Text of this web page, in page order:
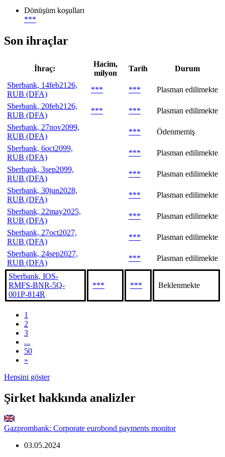
Dönüşüm koşulları
***
Son ihraçlar
İhraç:
Hacim,
milyon
Tarih
Durum
Sberbank, 14feb2126,
RUB (DFA)
*** ***
Plasman edilimekte
Sberbank, 20feb2126,
RUB (DFA)
*** ***
Plasman edilimekte
Sberbank, 27nov2099,
RUB (DFA)
***
Ödenmemiş
Sberbank, 6oct2099,
RUB (DFA)
***
Plasman edilimekte
Sberbank, 3sep2099,
RUB (DFA)
***
Plasman edilimekte
Sberbank, 30jun2028,
RUB (DFA)
***
Plasman edilimekte
Sberbank, 22may2025,
RUB (DFA)
***
Plasman edilimekte
Sberbank, 27oct2027,
RUB (DFA)
***
Plasman edilimekte
Sberbank, 24sep2027,
RUB (DFA)
*** Plasman edilimekte
Sberbank, IOS-
RMFS-BNR-5Q-
001P-814R
*** *** Beklenmekte
1
2
3
...
50
»
Hepsini göster
Şirket hakkında analizler
Gazprombank: Corporate eurobond payments monitor
03.05.2024